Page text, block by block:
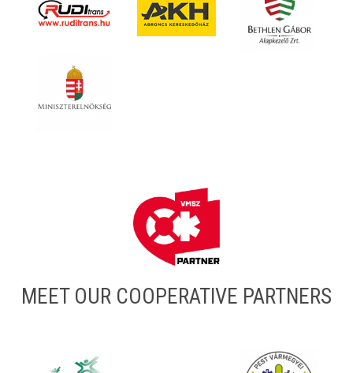
MEET OUR COOPERATIVE PARTNERS